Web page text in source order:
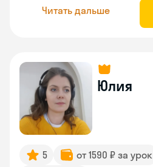
Читать дальше
Юлия
5 от 1590 ₽ за урок